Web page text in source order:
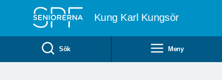
Kung Karl Kungsör
Sök Meny